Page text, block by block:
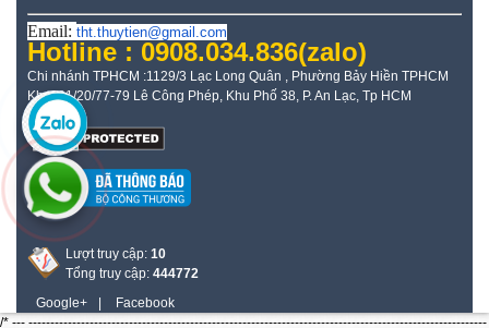
Email: tht.thuytien@gmail.com
Hotline : 0908.034.836(zalo)
Chi nhánh TPHCM :1129/3 Lạc Long Quân , Phường Bảy Hiền TPHCM
Kho: 21/20/77-79 Lê Công Phép, Khu Phố 38, P. An Lạc, Tp HCM
Lượt truy cập: 10
Tổng truy cập: 444772
Google+
|
Facebook
/* --- ---------------------------------------------------------------------------------------------------------